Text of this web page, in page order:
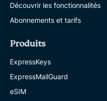
Découvrir les fonctionnalités
Abonnements et tarifs
Produits
ExpressKeys
ExpressMailGuard
eSIM